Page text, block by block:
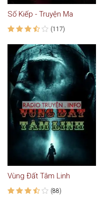
Số Kiếp - Truyện Ma
(117)
Vùng Đất Tâm Linh
(88)